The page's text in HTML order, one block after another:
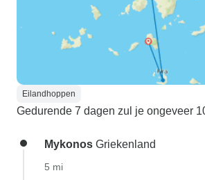
Eilandhoppen
Gedurende 7 dagen zul je ongeveer
Mykonos Griekenland
5 mi